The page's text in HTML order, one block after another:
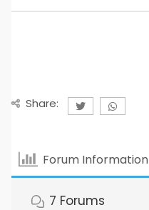
Share:
Forum Information
7 Forums